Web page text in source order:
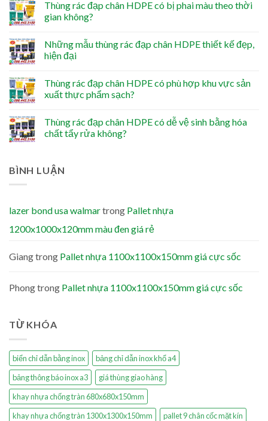
Thùng rác đạp chân HDPE có bị phai màu theo thời
gian không?
Những mẫu thùng rác đạp chân HDPE thiết kế đẹp,
hiện đại
Thùng rác đạp chân HDPE có phù hợp khu vực sản
xuất thực phẩm sạch?
Thùng rác đạp chân HDPE có dễ vệ sinh bằng hóa
chất tẩy rửa không?
BÌNH LUẬN
lazer bond usa walmartrong Pallet nhựa
1200x1000x120mm màu đen giá rẻ
Giangtrong Pallet nhựa 1100x1100x150mm giá cực sốc
Phongtrong Pallet nhựa 1100x1100x150mm giá cực sốc
TỪ KHÓA
biển chỉ dẫn bằng inox
bảng chỉ dẫn inox khổ a4
bảng thông báo inox a3
giá thùng giao hàng
khay nhựa chống tràn 680x680x150mm
khay nhựa chống tràn 1300x1300x150mm
pallet 9 chân cốc mặt kín